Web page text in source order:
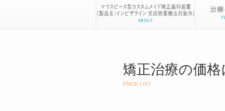
矯正治療の価格
PRICE LIST